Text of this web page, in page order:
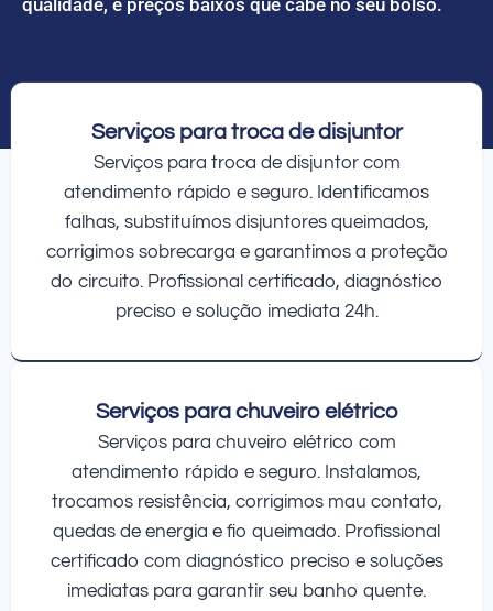
Serviços para troca de disjuntor
Serviços para troca de disjuntor com
atendimento rápido e seguro. Identificamos
falhas, substituímos disjuntores queimados,
corrigimos sobrecarga e garantimos a proteção
do circuito. Profissional certificado, diagnóstico
preciso e solução imediata 24h.
Serviços para chuveiro elétrico
Serviços para chuveiro elétrico com
atendimento rápido e seguro. Instalamos,
trocamos resistência, corrigimos mau contato,
quedas de energia e fio queimado. Profissional
certificado com diagnóstico preciso e soluções
imediatas para garantir seu banho quente.